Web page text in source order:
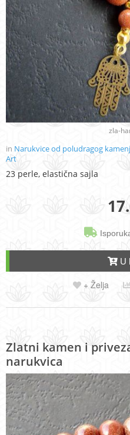
zla-
in Narukvice od poludragog
Art
23 perle, elastična sajla
U
+ Želja
Zlatni kamen i
narukvica